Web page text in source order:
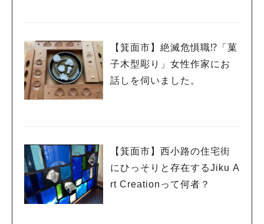
【箕面市】絶滅危惧職⁉「菓
子木型彫り」女性作家にお
話しを伺いました。
【箕面市】西小路の住宅街
にひっそりと存在するJiku A
rt Creationって何者？